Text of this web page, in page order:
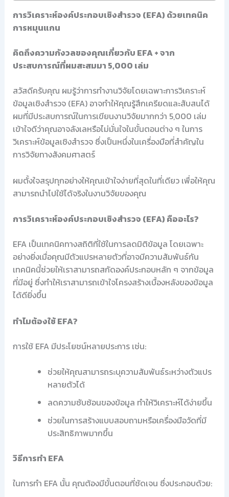
การวิเคราะห์องค์ประกอบเชิงสำรวจ (EFA) ด้วยเทคนิค
การหมุนแกน
คิดถึงความกังวลของคุณเกี่ยวกับ EFA + จาก
ประสบการณ์ที่ผมสะสมมา 5,000 เล่ม
สวัสดีครับคุณ ผมรู้ว่าการทำงานวิจัยโดยเฉพาะการวิเคราะห์
ข้อมูลเชิงสำรวจ (EFA) อาจทำให้คุณรู้สึกเครียดและสับสนได้
ผมที่มีประสบการณ์ในการเขียนงานวิจัยมากกว่า 5,000 เล่ม
เข้าใจดีว่าคุณอาจลังเลหรือไม่มั่นใจในขั้นตอนต่าง ๆ ในการ
วิเคราะห์ข้อมูลเชิงสำรวจ ซึ่งเป็นหนึ่งในเครื่องมือที่สำคัญใน
การวิจัยทางสังคมศาสตร์
ผมตั้งใจสรุปทุกอย่างให้คุณเข้าใจง่ายที่สุดในที่เดียว เพื่อให้คุณ
สามารถนำไปใช้ได้จริงในงานวิจัยของคุณ
การวิเคราะห์องค์ประกอบเชิงสำรวจ (EFA) คืออะไร?
EFA เป็นเทคนิคทางสถิติที่ใช้ในการลดมิติข้อมูล โดยเฉพาะ
อย่างยิ่งเมื่อคุณมีตัวแปรหลายตัวที่อาจมีความสัมพันธ์กัน
เทคนิคนี้ช่วยให้เราสามารถสกัดองค์ประกอบหลัก ๆ จากข้อมูล
ที่มีอยู่ ซึ่งทำให้เราสามารถเข้าใจโครงสร้างเบื้องหลังของข้อมูล
ได้ดียิ่งขึ้น
ทำไมต้องใช้ EFA?
การใช้ EFA มีประโยชน์หลายประการ เช่น:
ช่วยให้คุณสามารถระบุความสัมพันธ์ระหว่างตัวแปร
หลายตัวได้
ลดความซับซ้อนของข้อมูล ทำให้วิเคราะห์ได้ง่ายขึ้น
ช่วยในการสร้างแบบสอบถามหรือเครื่องมือวัดที่มี
ประสิทธิภาพมากขึ้น
วิธีการทำ EFA
ในการทำ EFA นั้น คุณต้องมีขั้นตอนที่ชัดเจน ซึ่งประกอบด้วย: